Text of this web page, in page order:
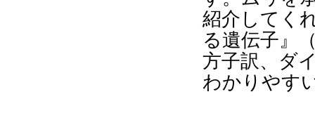
紹介してく
る遺伝子』
方子訳、ダ
わかりやす